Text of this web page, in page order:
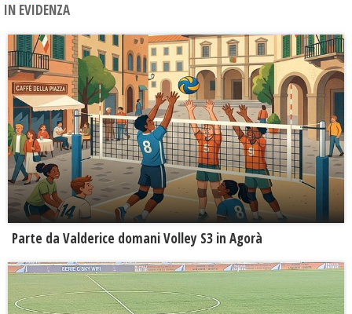
IN EVIDENZA
Parte da Valderice domani Volley S3 in Agorà